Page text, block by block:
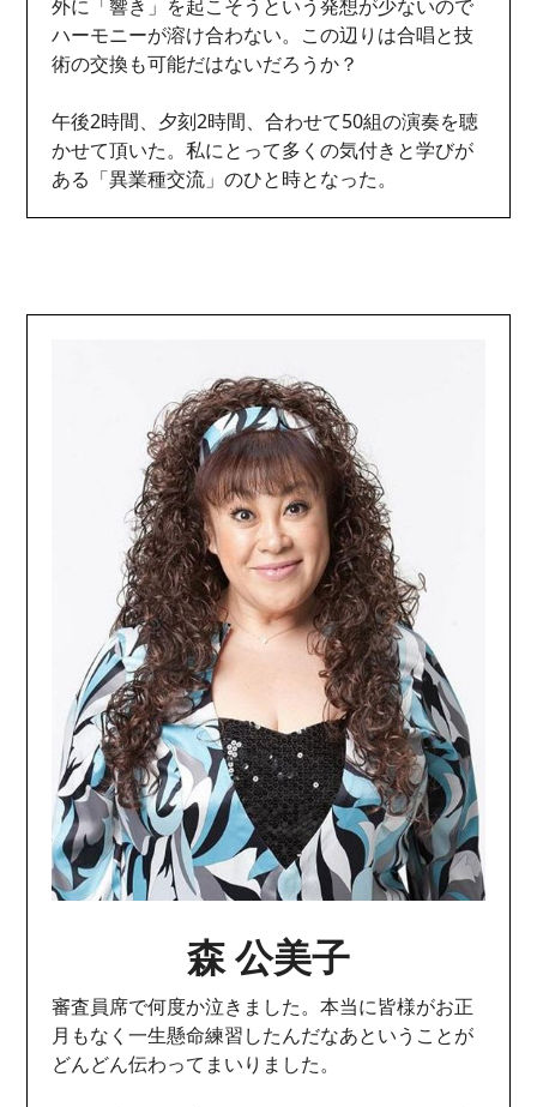
外に「響き」を起こそうという発想が少ないので
ハーモニーが溶け合わない。この辺りは合唱と技
術の交換も可能だはないだろうか？
午後2時間、夕刻2時間、合わせて50組の演奏を聴
かせて頂いた。私にとって多くの気付きと学びが
ある「異業種交流」のひと時となった。
森 公美子
審査員席で何度か泣きました。本当に皆様がお正
月もなく一生懸命練習したんだなあということが
どんどん伝わってまいりました。